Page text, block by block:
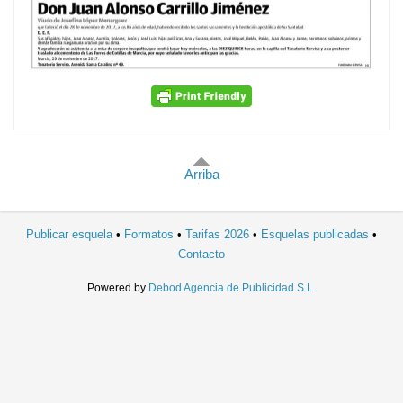
Arriba
Publicar esquela Formatos Tarifas 2026
Esquelas publicadas
Contacto
Powered by Debod Agencia de Publicidad S.L.